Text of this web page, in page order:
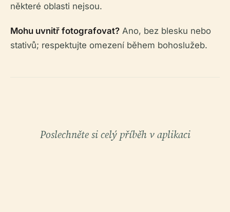
některé oblasti nejsou.
Mohu uvnitř fotografovat? Ano, bez blesku nebo
stativů; respektujte omezení během bohoslužeb.
Poslechněte si celý příběh v aplikaci